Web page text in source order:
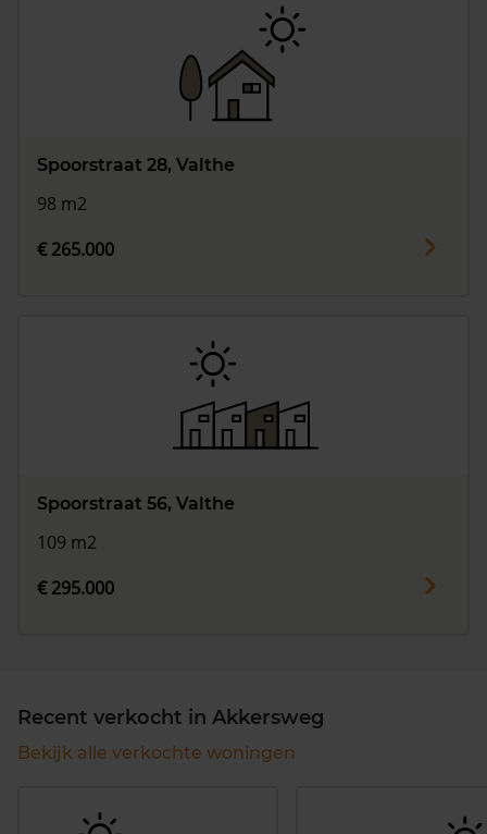
Spoorstraat 28, Valthe
98 m2
€ 265.000
Spoorstraat 56, Valthe
109 m2
€ 295.000
Recent verkocht in Akkersweg
Bekijk alle verkochte woningen